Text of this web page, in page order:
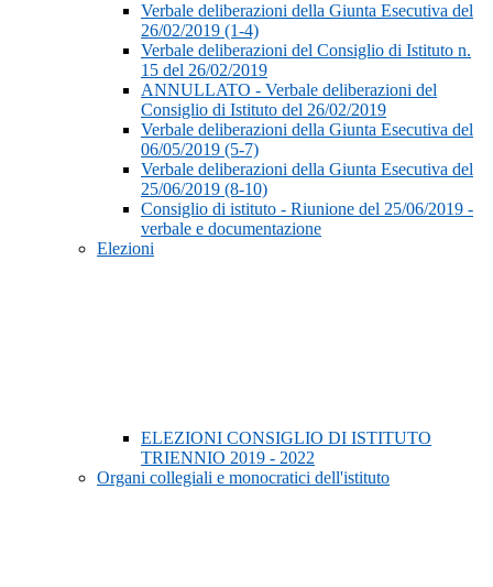
Verbale deliberazioni della Giunta Esecutiva del
26/02/2019 (1-4)
Verbale deliberazioni del Consiglio di Istituto n.
15 del 26/02/2019
ANNULLATO - Verbale deliberazioni del
Consiglio di Istituto del 26/02/2019
Verbale deliberazioni della Giunta Esecutiva del
06/05/2019 (5-7)
Verbale deliberazioni della Giunta Esecutiva del
25/06/2019 (8-10)
Consiglio di istituto - Riunione del 25/06/2019 -
verbale e documentazione
Elezioni
ELEZIONI CONSIGLIO DI ISTITUTO
TRIENNIO 2019 - 2022
Organi collegiali e monocratici dell'istituto